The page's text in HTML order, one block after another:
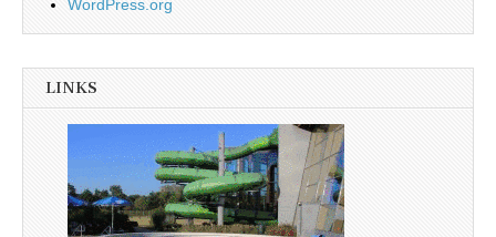
WordPress.org
LINKS